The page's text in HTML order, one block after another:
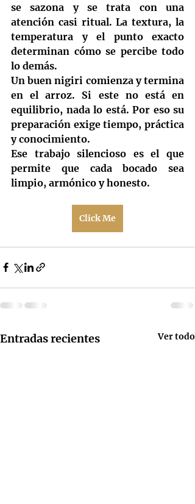
se sazona y se trata con una
atención casi ritual. La textura, la
temperatura y el punto exacto
determinan cómo se percibe todo
lo demás.
Un buen nigiri comienza y termina
en el arroz. Si este no está en
equilibrio, nada lo está. Por eso su
preparación exige tiempo, práctica
y conocimiento.
Ese trabajo silencioso es el que
permite que cada bocado sea
limpio, armónico y honesto.
Click Me
Entradas recientes Ver todo